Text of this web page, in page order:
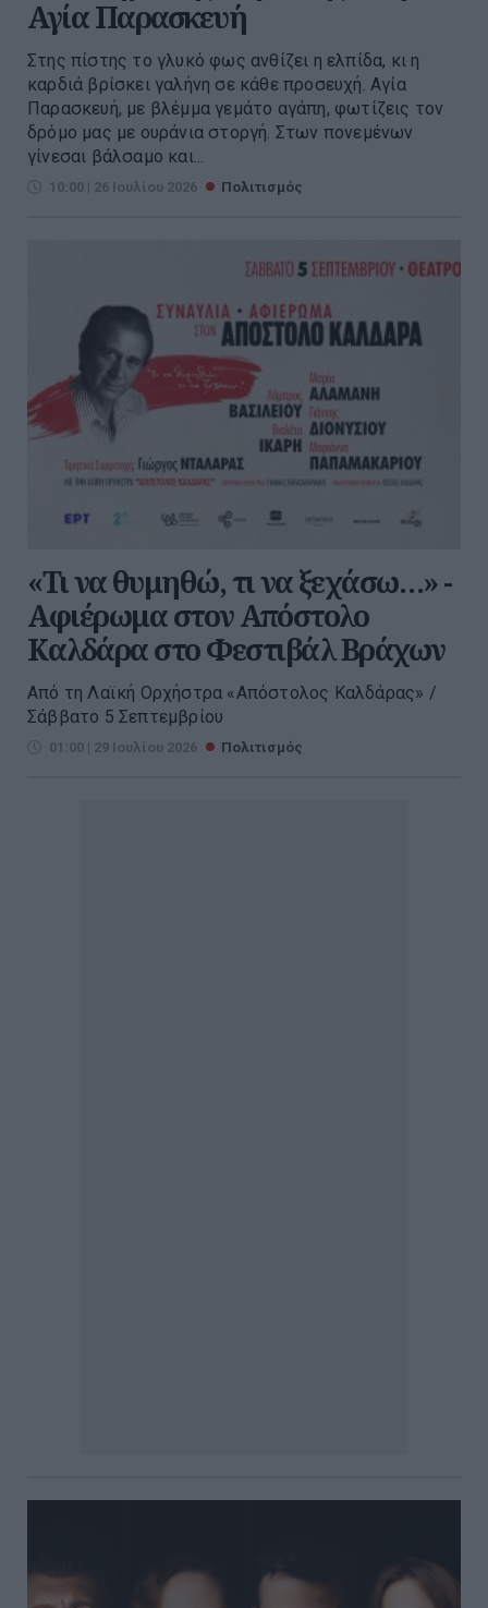
Αγία Παρασκευή
Στης πίστης το γλυκό φως ανθίζει η ελπίδα, κι η
καρδιά βρίσκει γαλήνη σε κάθε προσευχή. Αγία
Παρασκευή, με βλέμμα γεμάτο αγάπη, φωτίζεις τον
δρόμο μας με ουράνια στοργή. Στων πονεμένων
γίνεσαι βάλσαμο και...
10:00 | 26 Ιουλίου 2026 Πολιτισμός
«Τι να θυμηθώ, τι να ξεχάσω…» -
Αφιέρωμα στον Απόστολο
Καλδάρα στο Φεστιβάλ Βράχων
Από τη Λαϊκή Ορχήστρα «Απόστολος Καλδάρας» /
Σάββατο 5 Σεπτεμβρίου
01:00 | 29 Ιουλίου 2026 Πολιτισμός